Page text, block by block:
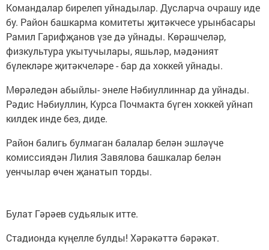
Командалар бирелеп уйнадылар. Дусларча очрашу иде
бу. Район башкарма комитеты җитәкчесе урынбасары
Рамил Гарифҗанов үзе дә уйнады. Көрәшчеләр,
физкультура укытучылары, яшьләр, мәдәният
бүлекләре җитәкчеләре - бар да хоккей уйнады.
Мөрәледән абыйлы- энеле Нәбиуллиннар да уйнады.
Рәдис Нәбиуллин, Курса Почмакта бүген хоккей уйнап
килдек инде без, диде.
Район балигь булмаган балалар белән эшләүче
комиссиядән Лилия Завялова башкалар белән
уенчылар өчен җанатып торды.
Булат Гәрәев судьялык итте.
Стадионда күңелле булды! Хәрәкәттә бәрәкәт.